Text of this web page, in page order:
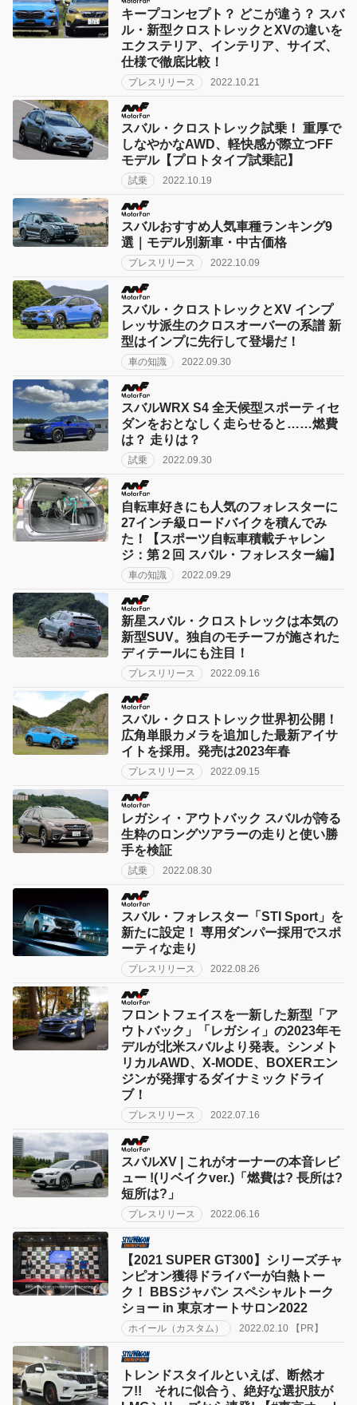
キープコンセプト？ どこが違う？ スバ
ル・新型クロストレックとXVの違いを
エクステリア、インテリア、サイズ、
仕様で徹底比較！
プレスリリース 2022.10.21
スバル・クロストレック試乗！ 重厚で
しなやかなAWD、軽快感が際立つFF
モデル【プロトタイプ試乗記】
試乗 2022.10.19
スバルおすすめ人気車種ランキング9
選｜モデル別新車・中古価格
プレスリリース 2022.10.09
スバル・クロストレックとXV インプ
レッサ派生のクロスオーバーの系譜 新
型はインプに先行して登場だ！
車の知識 2022.09.30
スバルWRX S4 全天候型スポーティセ
ダンをおとなしく走らせると……燃費
は？ 走りは？
試乗 2022.09.30
自転車好きにも人気のフォレスターに
27インチ級ロードバイクを積んでみ
た！【スポーツ自転車積載チャレン
ジ：第２回 スバル・フォレスター編】
車の知識 2022.09.29
新星スバル・クロストレックは本気の
新型SUV。独自のモチーフが施された
ディテールにも注目！
プレスリリース 2022.09.16
スバル・クロストレック世界初公開！
広角単眼カメラを追加した最新アイサ
イトを採用。発売は2023年春
プレスリリース 2022.09.15
レガシィ・アウトバック スバルが誇る
生粋のロングツアラーの走りと使い勝
手を検証
試乗 2022.08.30
スバル・フォレスター「STI Sport」を
新たに設定！ 専用ダンパー採用でスポ
ーティな走り
プレスリリース 2022.08.26
フロントフェイスを一新した新型「ア
ウトバック」「レガシィ」の2023年モ
デルが北米スバルより発表。シンメト
リカルAWD、X-MODE、BOXERエン
ジンが発揮するダイナミックドライ
ブ！
プレスリリース 2022.07.16
スバルXV | これがオーナーの本音レビ
ュー !(リベイクver.)「燃費は? 長所は?
短所は?」
プレスリリース 2022.06.16
【2021 SUPER GT300】シリーズチャ
ンピオン獲得ドライバーが白熱トー
ク！ BBSジャパン スペシャルトーク
ショー in 東京オートサロン2022
ホイール（カスタム） 2022.02.10 【PR】
トレンドスタイルといえば、断然オ
フ!! それに似合う、絶好な選択肢が